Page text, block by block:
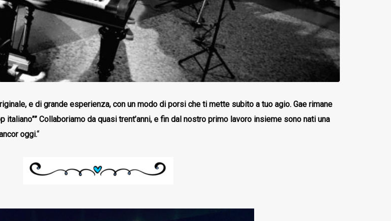
e di grande esperienza, con un modo di porsi che ti mette subito a tuo agio. Gae rimane
Collaboriamo da quasi trent’anni, e fin dal nostro primo lavoro insieme sono nati una
oggi.“